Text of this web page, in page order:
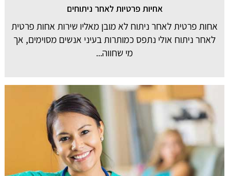
אחיות פרטיות לאחר ניתוחים
אחות פרטית לאחר ניתוח לא מובן מאליו שירות אחות פרטית
לאחר ניתוח אולי נתפס כמותרות בעיני אנשים מסוימים, אך
מי שחווה...